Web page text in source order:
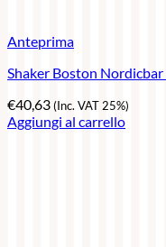
Anteprima
Shaker Boston
€40,63(Inc. VAT 25%)
Aggiungi al carrello